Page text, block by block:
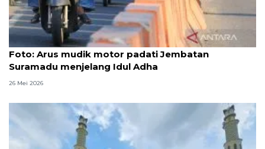
Foto
Foto: Arus mudik motor padati Jembatan
Suramadu menjelang Idul Adha
26 Mei 2026